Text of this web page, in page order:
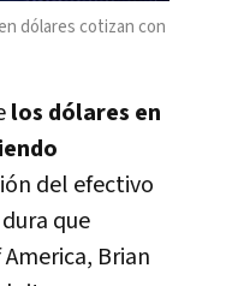
dólares cotizan con
los dólares en
del efectivo
que
Brian